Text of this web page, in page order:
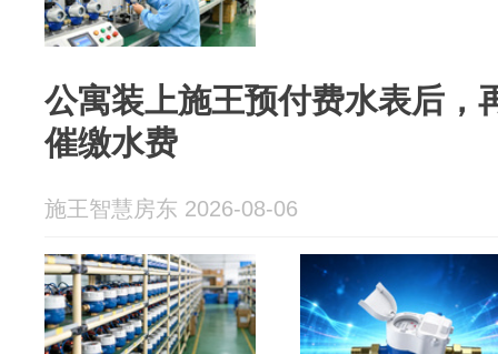
公寓装上施王预付费水表后，
催缴水费
施王智慧房东 2026-08-06